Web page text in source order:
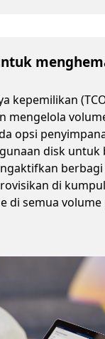
kepemilikan
mengelola
opsi
disk untuk
berbagi
di
di semua